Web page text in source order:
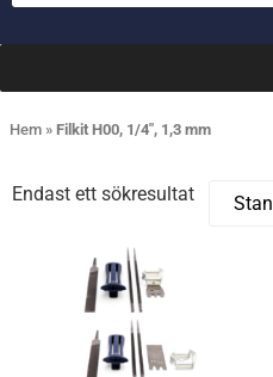
Hem » Filkit H00, 1/4", 1,3 mm
Endast ett sökresultat